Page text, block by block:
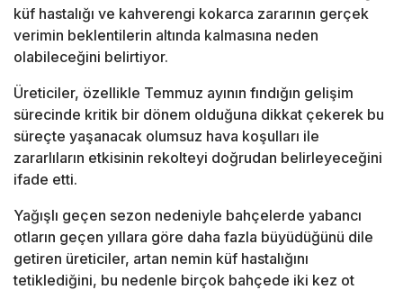
küf hastalığı ve kahverengi kokarca zararının gerçek
verimin beklentilerin altında kalmasına neden
olabileceğini belirtiyor.
Üreticiler, özellikle Temmuz ayının fındığın gelişim
sürecinde kritik bir dönem olduğuna dikkat çekerek bu
süreçte yaşanacak olumsuz hava koşulları ile
zararlıların etkisinin rekolteyi doğrudan belirleyeceğini
ifade etti.
Yağışlı geçen sezon nedeniyle bahçelerde yabancı
otların geçen yıllara göre daha fazla büyüdüğünü dile
getiren üreticiler, artan nemin küf hastalığını
tetiklediğini, bu nedenle birçok bahçede iki kez ot